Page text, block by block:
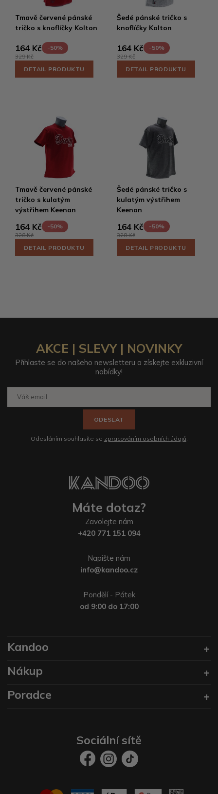
Tmavě červené pánské
tričko s knoflíčky Kolton
164 Kč
-50%
329 Kč
DETAIL PRODUKTU
Šedé pánské tričko s
knoflíčky Kolton
164 Kč
-50%
329 Kč
DETAIL PRODUKTU
Tmavě červené pánské
tričko s kulatým
výstřihem Keenan
164 Kč
-50%
328 Kč
DETAIL PRODUKTU
Šedé pánské tričko s
kulatým výstřihem
Keenan
164 Kč
-50%
328 Kč
DETAIL PRODUKTU
AKCE | SLEVY | NOVINKY
Přihlaste se do našeho newsletteru a získejte exkluzivní
nabídky!
ODESLAT
Odesláním souhlasíte se zpracováním osobních údajů
Máte dotaz?
Zavolejte nám
+420 771 151 094
Napište nám
info@kandoo.cz
Pondělí - Pátek
od 9:00 do 17:00
Kandoo
Nákup
Poradce
Sociální sítě